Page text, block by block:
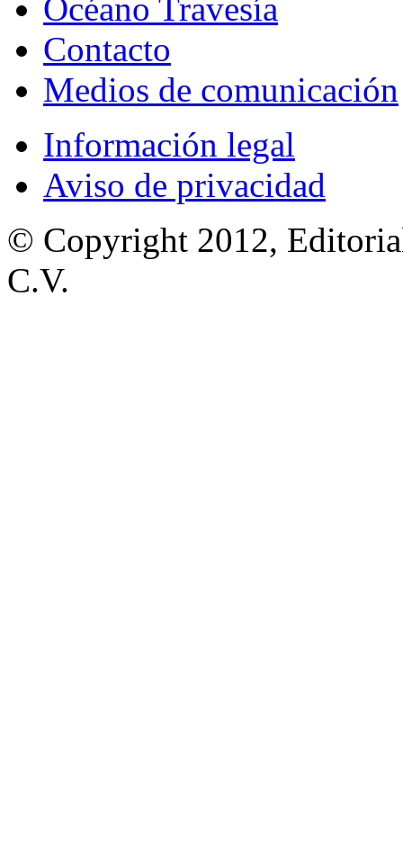
Océano Travesía
Contacto
Medios de comunicación
Información legal
Aviso de privacidad
© Copyright 2012,
C.V.